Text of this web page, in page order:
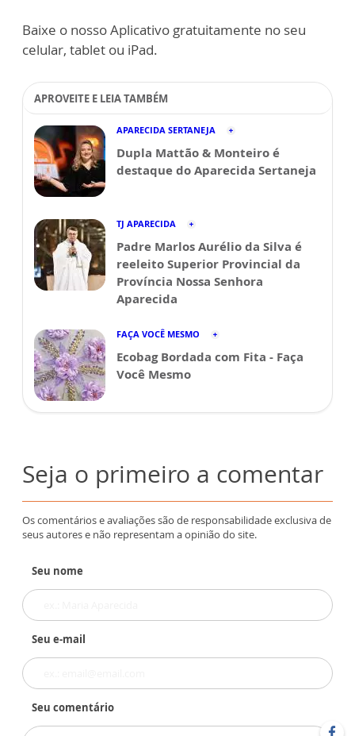
Baixe o nosso Aplicativo gratuitamente no seu
celular, tablet ou iPad.
APROVEITE E LEIA TAMBÉM
APARECIDA SERTANEJA
Dupla Mattão & Monteiro é
destaque do Aparecida Sertaneja
TJ APARECIDA
Padre Marlos Aurélio da Silva é
reeleito Superior Provincial da
Província Nossa Senhora
Aparecida
FAÇA VOCÊ MESMO
Ecobag Bordada com Fita - Faça
Você Mesmo
Seja o primeiro a comentar
Os comentários e avaliações são de responsabilidade exclusiva de
seus autores e não representam a opinião do site.
Seu nome
Seu e-mail
Seu comentário